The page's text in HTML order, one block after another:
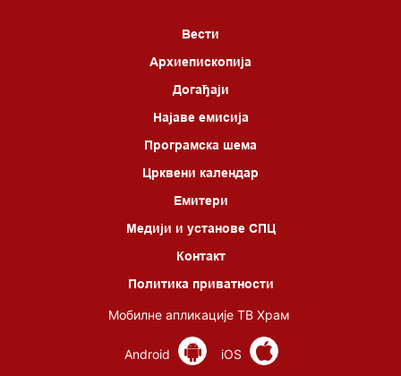
Вести
Архиепископија
Догађаји
Најаве емисија
Програмска шема
Црквени календар
Емитери
Медији и установе СПЦ
Контакт
Политика приватности
Мобилне апликације ТВ Храм
Android iOS